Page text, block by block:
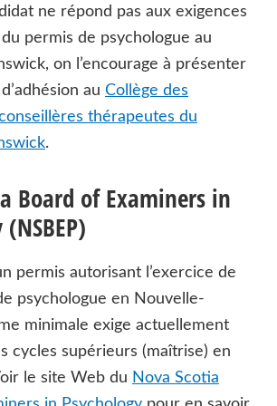
ne répond pas aux exigences
permis de psychologue au
on l’encourage à présenter
au Collège des
thérapeutes du
.
Board of Examiners in
permis autorisant l’exercice de
psychologue en Nouvelle-
minimale exige actuellement
cycles supérieurs (maîtrise) en
le site Web du Nova Scotia